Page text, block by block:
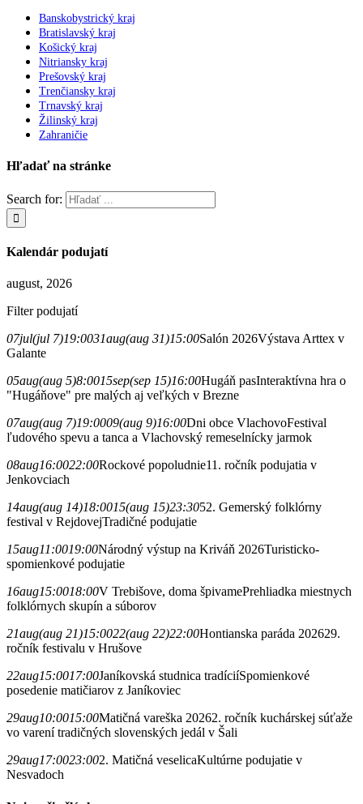
Banskobystrický kraj
Bratislavský kraj
Košický kraj
Nitriansky kraj
Prešovský kraj
Trenčiansky kraj
Trnavský kraj
Žilinský kraj
Zahraničie
Hľadať na stránke
Search for:
Kalendár podujatí
august, 2026
Filter podujatí
07jul(jul 7)19:0031aug(aug 31)15:00Salón 2026Výstava Arttex v
Galante
05aug(aug 5)8:0015sep(sep 15)16:00Hugáň pasInteraktívna hra o
"Hugáňove" pre malých aj veľkých v Brezne
07aug(aug 7)19:0009(aug 9)16:00Dni obce VlachovoFestival
ľudového spevu a tanca a Vlachovský remeselnícky jarmok
08aug16:0022:00Rockové popoludnie11. ročník podujatia v
Jenkovciach
14aug(aug 14)18:0015(aug 15)23:3052. Gemerský folklórny
festival v RejdovejTradičné podujatie
15aug11:0019:00Národný výstup na Kriváň 2026Turisticko-
spomienkové podujatie
16aug15:0018:00V Trebišove, doma špivamePrehliadka miestnych
folklórnych skupín a súborov
21aug(aug 21)15:0022(aug 22)22:00Hontianska paráda 202629.
ročník festivalu v Hrušove
22aug15:0017:00Janíkovská studnica tradíciíSpomienkové
posedenie matičiarov z Janíkoviec
29aug10:0015:00Matičná vareška 20262. ročník kuchárskej súťaže
vo varení tradičných slovenských jedál v Šali
29aug17:0023:002. Matičná veselicaKultúrne podujatie v
Nesvadoch